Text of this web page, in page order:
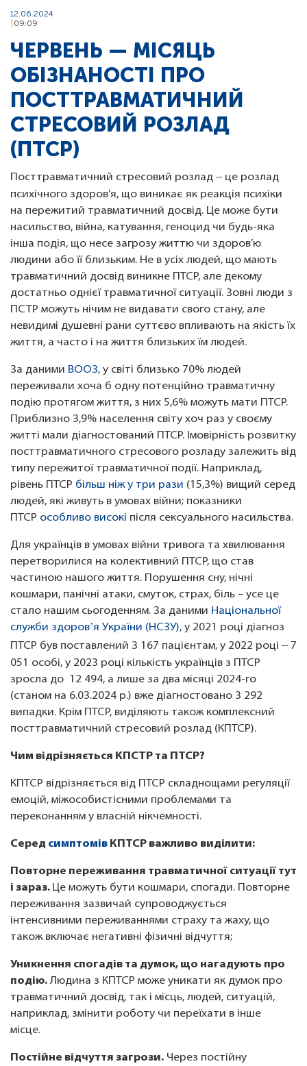
12.06.2024
09:09
ЧЕРВЕНЬ — МІСЯЦЬ
ОБІЗНАНОСТІ ПРО
ПОСТТРАВМАТИЧНИЙ
СТРЕСОВИЙ РОЗЛАД
(ПТСР)
Посттравматичний стресовий розлад – це розлад
психічного здоров’я, що виникає як реакція психіки
на пережитий травматичний досвід. Це може бути
насильство, війна, катування, геноцид чи будь-яка
інша подія, що несе загрозу життю чи здоров’ю
людини або її близьким. Не в усіх людей, що мають
травматичний досвід виникне ПТСР, але декому
достатньо однієї травматичної ситуації. Зовні люди з
ПСТР можуть нічим не видавати свого стану, але
невидимі душевні рани суттєво впливають на якість їх
життя, а часто і на життя близьких їм людей.
За даними ВООЗ, у світі близько 70% людей
переживали хоча б одну потенційно травматичну
подію протягом життя, з них 5,6% можуть мати ПТСР.
Приблизно 3,9% населення світу хоч раз у своєму
житті мали діагностований ПТСР. Імовірність розвитку
посттравматичного стресового розладу залежить від
типу пережитої травматичної події. Наприклад,
рівень ПТСР більш ніж у три рази (15,3%) вищий серед
людей, які живуть в умовах війни; показники
ПТСР особливо високі після сексуального насильства.
Для українців в умовах війни тривога та хвилювання
перетворилися на колективний ПТСР, що став
частиною нашого життя. Порушення сну, нічні
кошмари, панічні атаки, смуток, страх, біль – усе це
стало нашим сьогоденням. За даними Національної
служби здоровʼя України (НСЗУ), у 2021 році діагноз
ПТСР був поставлений 3 167 пацієнтам, у 2022 році – 7
051 особі, у 2023 році кількість українців з ПТСР
зросла до 12 494, а лише за два місяці 2024-го
(станом на 6.03.2024 р.) вже діагностовано 3 292
випадки. Крім ПТСР, виділяють також комплексний
посттравматичний стресовий розлад (КПТСР).
Чим відрізняється КПСТР та ПТСР?
КПТСР відрізняється від ПТСР складнощами регуляції
емоцій, міжособистісними проблемами та
переконанням у власній нікчемності.
Серед симптомів КПТСР важливо виділити:
Повторне переживання травматичної ситуації тут
і зараз. Це можуть бути кошмари, спогади. Повторне
переживання зазвичай супроводжується
інтенсивними переживаннями страху та жаху, що
також включає негативні фізичні відчуття;
Уникнення спогадів та думок, що нагадують про
подію.Людина з КПТСР може уникати як думок про
травматичний досвід, так і місць, людей, ситуацій,
наприклад, змінити роботу чи переїхати в інше
місце.
Постійне відчуття загрози. Через постійну